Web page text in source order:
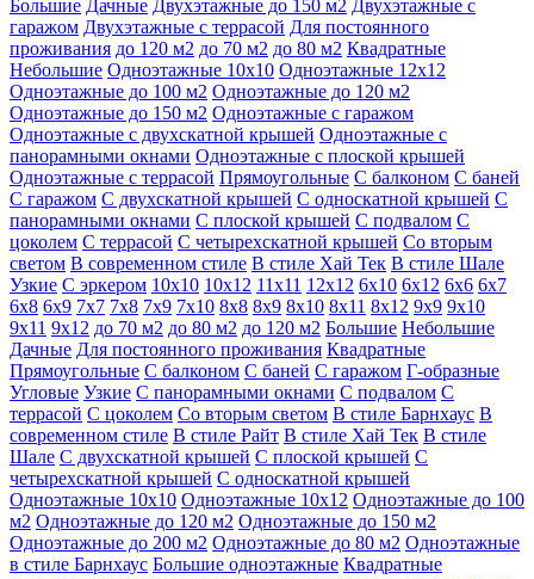
Большие Дачные Двухэтажные до 150 м2 Двухэтажные с
гаражом Двухэтажные с террасой Для постоянного
проживания до 120 м2 до 70 м2 до 80 м2 Квадратные
Небольшие Одноэтажные 10х10 Одноэтажные 12х12
Одноэтажные до 100 м2 Одноэтажные до 120 м2
Одноэтажные до 150 м2 Одноэтажные с гаражом
Одноэтажные с двухскатной крышей Одноэтажные с
панорамными окнами Одноэтажные с плоской крышей
Одноэтажные с террасой Прямоугольные С балконом С баней
С гаражом С двухскатной крышей С односкатной крышей С
панорамными окнами С плоской крышей С подвалом С
цоколем С террасой С четырехскатной крышей Со вторым
светом В современном стиле В стиле Хай Тек В стиле Шале
Узкие С эркером 10х10 10х12 11х11 12х12 6х10 6х12 6х6 6х7
6х8 6х9 7х7 7х8 7х9 7х10 8х8 8х9 8х10 8х11 8х12 9х9 9х10
9х11 9х12 до 70 м2 до 80 м2 до 120 м2 Большие Небольшие
Дачные Для постоянного проживания Квадратные
Прямоугольные С балконом С баней С гаражом Г-образные
Угловые Узкие С панорамными окнами С подвалом С
террасой С цоколем Со вторым светом В стиле Барнхаус В
современном стиле В стиле Райт В стиле Хай Тек В стиле
Шале С двухскатной крышей С плоской крышей С
четырехскатной крышей С односкатной крышей
Одноэтажные 10х10 Одноэтажные 10х12 Одноэтажные до 100
м2 Одноэтажные до 120 м2 Одноэтажные до 150 м2
Одноэтажные до 200 м2 Одноэтажные до 80 м2 Одноэтажные
в стиле Барнхаус Большие одноэтажные Квадратные